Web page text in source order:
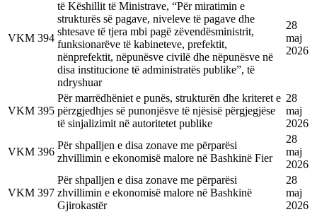
VKM 394
të Këshillit të Ministrave, “Për miratimin e
strukturës së pagave, niveleve të pagave dhe
shtesave të tjera mbi pagë zëvendësministrit,
funksionarëve të kabineteve, prefektit,
nënprefektit, nëpunësve civilë dhe nëpunësve në
disa institucione të administratës publike”, të
ndryshuar
28
maj
2026
VKM 395
Për marrëdhëniet e punës, strukturën dhe kriteret e
përzgjedhjes së punonjësve të njësisë përgjegjëse
të sinjalizimit në autoritetet publike
28
maj
2026
VKM 396
Për shpalljen e disa zonave me përparësi
zhvillimin e ekonomisë malore në Bashkinë Fier
28
maj
2026
VKM 397
Për shpalljen e disa zonave me përparësi
zhvillimin e ekonomisë malore në Bashkinë
Gjirokastër
28
maj
2026